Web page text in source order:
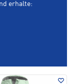
erhalte: